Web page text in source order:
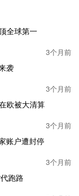
商的另一面。众
，亿迈实现营业收
营业收入的7.9
元（约9.4亿
作商户拓展至291
，目前旗下坐拥两
绩差距明显。其中
净利润约为2亿
润2700万元。
全球第一
3个月前
袭
3个月前
欧被大清算
3个月前
账户遭封停
3个月前
跑路